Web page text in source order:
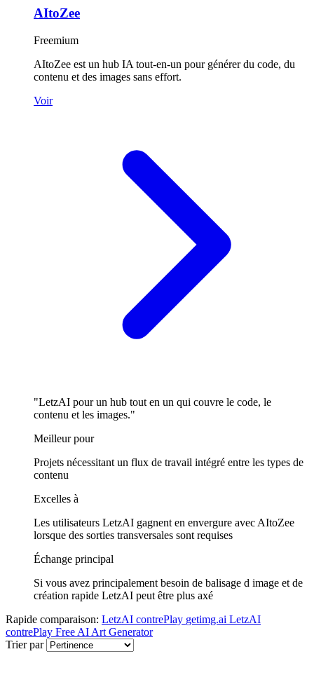
AItoZee
Freemium
AItoZee est un hub IA tout-en-un pour générer du code, du
contenu et des images sans effort.
Voir
"LetzAI pour un hub tout en un qui couvre le code, le
contenu et les images."
Meilleur pour
Projets nécessitant un flux de travail intégré entre les types de
contenu
Excelles à
Les utilisateurs LetzAI gagnent en envergure avec AItoZee
lorsque des sorties transversales sont requises
Échange principal
Si vous avez principalement besoin de balisage d image et de
création rapide LetzAI peut être plus axé
Rapide comparaison: LetzAI contrePlay getimg.ai LetzAI
contrePlay Free AI Art Generator
Trier par